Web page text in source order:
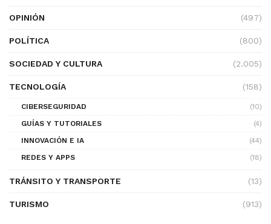
OPINIÓN (497)
POLÍTICA (800)
SOCIEDAD Y CULTURA (2.005)
TECNOLOGÍA (158)
CIBERSEGURIDAD
(10)
GUÍAS Y TUTORIALES
(4)
INNOVACIÓN E IA
(44)
REDES Y APPS
(18)
TRÁNSITO Y TRANSPORTE (13)
TURISMO (913)